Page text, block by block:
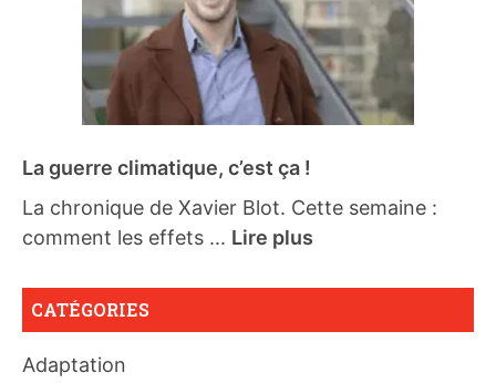
La guerre climatique, c’est ça !
La chronique de Xavier Blot. Cette semaine :
comment les effets ... Lire plus
CATÉGORIES
Adaptation